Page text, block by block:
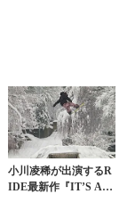
小川凌稀が出演するR
IDE最新作『IT’S A M